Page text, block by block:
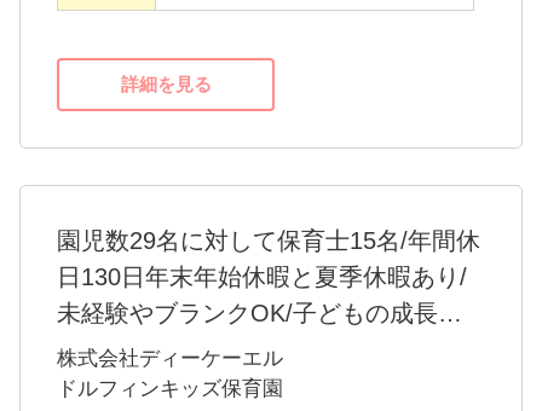
詳細を見る
園児数29名に対して保育士15名/年間休
日130日年末年始休暇と夏季休暇あり/
未経験やブランクOK/子どもの成長を
共に喜んでくださる保育士さんを募集
中
株式会社ディーケーエル
ドルフィンキッズ保育園